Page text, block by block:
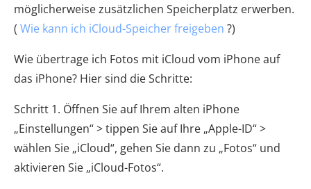
möglicherweise zusätzlichen Speicherplatz erwerben.
( Wie kann ich iCloud-Speicher freigeben ?)
Wie übertrage ich Fotos mit iCloud vom iPhone auf
das iPhone? Hier sind die Schritte:
Schritt 1. Öffnen Sie auf Ihrem alten iPhone
„Einstellungen“ > tippen Sie auf Ihre „Apple-ID“ >
wählen Sie „iCloud“, gehen Sie dann zu „Fotos“ und
aktivieren Sie „iCloud-Fotos“.